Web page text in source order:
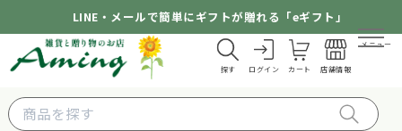
LINE・メールで簡単にギフトが贈れる「eギフト」
探す ログイン カート 店舗情報
メニュー